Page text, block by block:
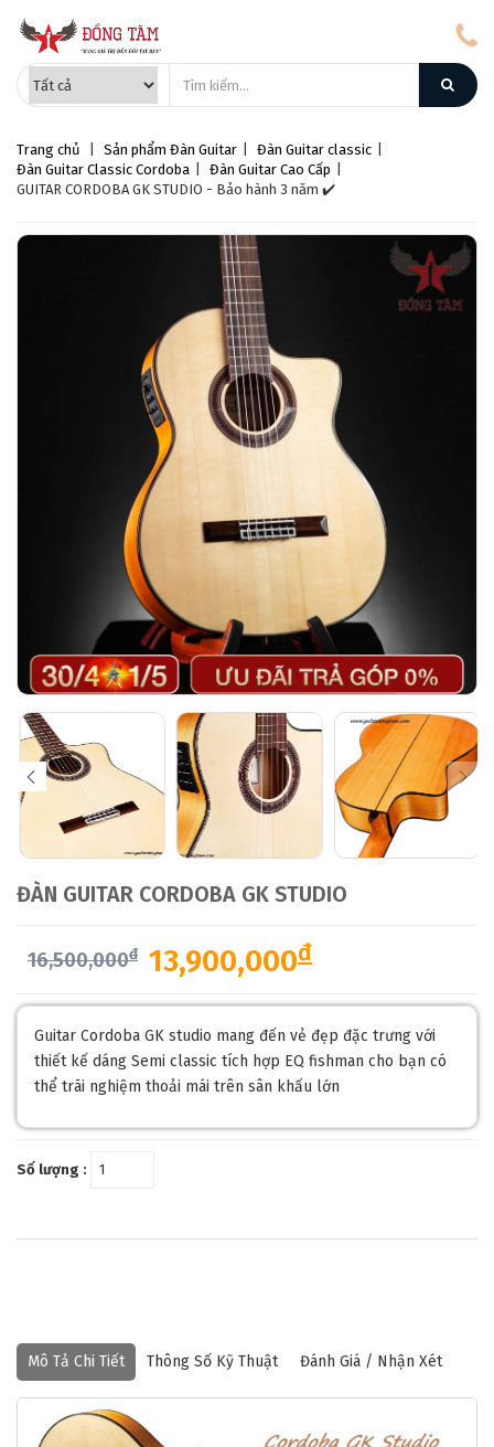
Trang chủ Sản phẩm Đàn Guitar Đàn Guitar classic
Đàn Guitar Classic Cordoba
Đàn Guitar Cao Cấp
GUITAR CORDOBA GK STUDIO - Bảo hành 3 năm ✔️
ĐÀN GUITAR CORDOBA GK STUDIO
16,500,000đ 13,900,000đ
Guitar Cordoba GK studio mang đến vẻ đẹp đặc trưng với
thiết kế dáng Semi classic tích hợp EQ fishman cho bạn có
thể trãi nghiệm thoải mái trên sân khấu lớn
Số lượng :
Mô Tả Chi Tiết Thông Số Kỹ Thuật Đánh Giá / Nhận Xét